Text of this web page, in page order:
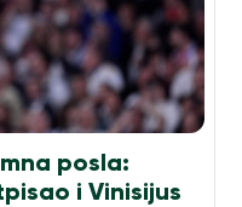
posla:
i Vinisijus